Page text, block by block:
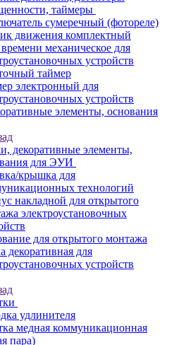
таймеры
сумеречный (фотореле)
движения комплектный
механическое для
устройств
таймер
электронный для
устройств
элементы, основания
декоративные элементы,
для ЭУИ
крышка для
технологий
накладной для открытого
электроустановочных
для открытого монтажа
декоративная для
устройств
удлинителя
медная коммуникационная
пара)